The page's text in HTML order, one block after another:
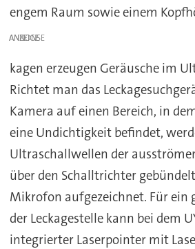
engem Raum sowie einem
ANZEIGE
kagen erzeugen Geräusche im
Richtet man das
Kamera auf einen Bereich, in
eine Undichtigkeit befindet,
Ultraschallwellen der
über den Schalltrichter
Mikrofon aufgezeichnet. Für ein
der Leckagestelle kann bei dem
integrierter Laserpointer mit